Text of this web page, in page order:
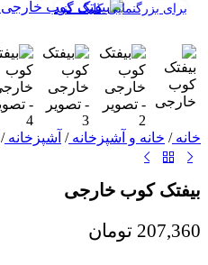
برای بزرگنمایی کلیک کنید
خانه/ خانه و آشپزخانه/ آشپزخانه/
بیفتک کوب خارجی
207,360 تومان